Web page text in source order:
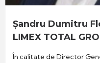
Șandru Dumitru
LIMEX TOTAL
În calitate de Director